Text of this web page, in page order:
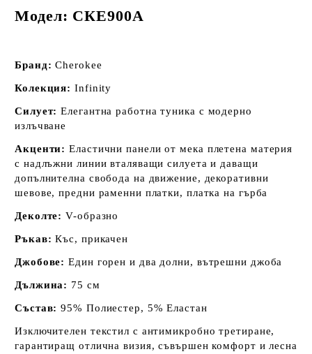
Модел: СКЕ900A
Бранд:Cherokee
Колекция: Infinity
Силует:Елегантна работна туника с модерно
излъчване
Акценти:Eластични панели от мека плетена материя
с надлъжни линии вталяващи силуета и даващи
допълнителна свобода на движение, декоративни
шевове, предни раменни платки, платка на гърба
Деколте:V-образно
Ръкав:Къс, прикачен
Джобове:Един горен и два долни, вътрешни джоба
Дължина: 75 см
Състав:95% Полиестер, 5% Еластан
Изключителен текстил с антимикробно третиране,
гарантиращ отлична визия, съвършен комфорт и лесна